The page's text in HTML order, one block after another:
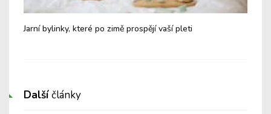
Jarní bylinky, které po zimě prospějí vaší pleti
Dalšíčlánky